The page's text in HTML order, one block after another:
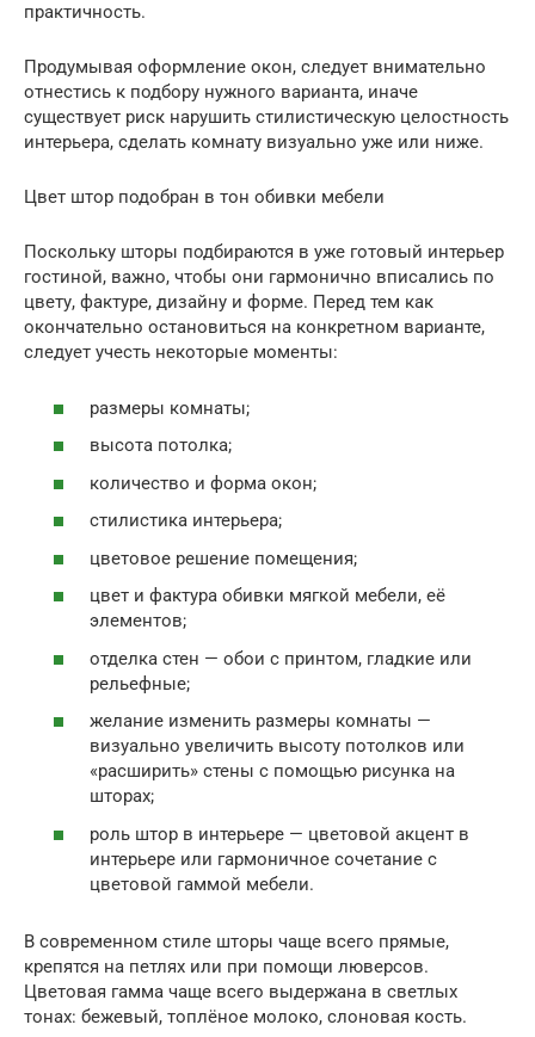
практичность.
Продумывая оформление окон, следует внимательно
отнестись к подбору нужного варианта, иначе
существует риск нарушить стилистическую целостность
интерьера, сделать комнату визуально уже или ниже.
Цвет штор подобран в тон обивки мебели
Поскольку шторы подбираются в уже готовый интерьер
гостиной, важно, чтобы они гармонично вписались по
цвету, фактуре, дизайну и форме. Перед тем как
окончательно остановиться на конкретном варианте,
следует учесть некоторые моменты:
размеры комнаты;
высота потолка;
количество и форма окон;
стилистика интерьера;
цветовое решение помещения;
цвет и фактура обивки мягкой мебели, её
элементов;
отделка стен — обои с принтом, гладкие или
рельефные;
желание изменить размеры комнаты —
визуально увеличить высоту потолков или
«расширить» стены с помощью рисунка на
шторах;
роль штор в интерьере — цветовой акцент в
интерьере или гармоничное сочетание с
цветовой гаммой мебели.
В современном стиле шторы чаще всего прямые,
крепятся на петлях или при помощи люверсов.
Цветовая гамма чаще всего выдержана в светлых
тонах: бежевый, топлёное молоко, слоновая кость.